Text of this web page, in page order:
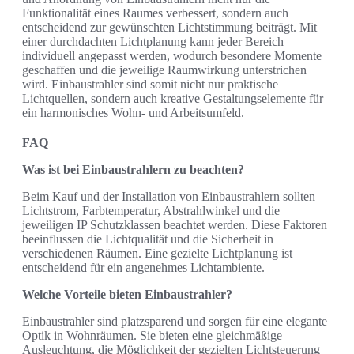
Funktionalität eines Raumes verbessert, sondern auch
entscheidend zur gewünschten Lichtstimmung beiträgt. Mit
einer durchdachten Lichtplanung kann jeder Bereich
individuell angepasst werden, wodurch besondere Momente
geschaffen und die jeweilige Raumwirkung unterstrichen
wird. Einbaustrahler sind somit nicht nur praktische
Lichtquellen, sondern auch kreative Gestaltungselemente für
ein harmonisches Wohn- und Arbeitsumfeld.
FAQ
Was ist bei Einbaustrahlern zu beachten?
Beim Kauf und der Installation von Einbaustrahlern sollten
Lichtstrom, Farbtemperatur, Abstrahlwinkel und die
jeweiligen IP Schutzklassen beachtet werden. Diese Faktoren
beeinflussen die Lichtqualität und die Sicherheit in
verschiedenen Räumen. Eine gezielte Lichtplanung ist
entscheidend für ein angenehmes Lichtambiente.
Welche Vorteile bieten Einbaustrahler?
Einbaustrahler sind platzsparend und sorgen für eine elegante
Optik in Wohnräumen. Sie bieten eine gleichmäßige
Ausleuchtung, die Möglichkeit der gezielten Lichtsteuerung